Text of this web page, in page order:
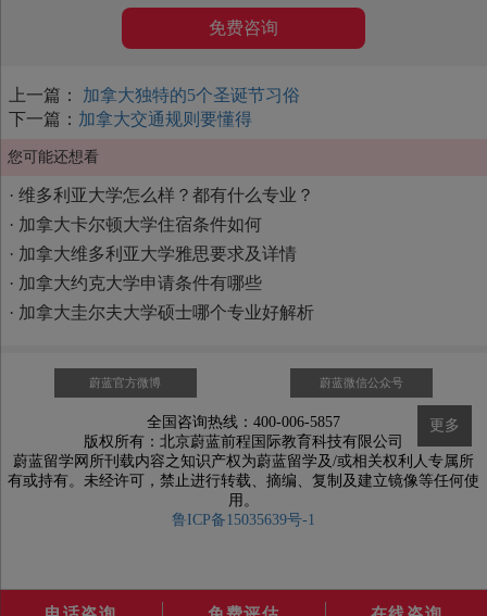
免费咨询
上一篇：
加拿大独特的5个圣诞节习俗
下一篇： 加拿大交通规则要懂得
您可能还想看
· 维多利亚大学怎么样？都有什么专业？
· 加拿大卡尔顿大学住宿条件如何
· 加拿大维多利亚大学雅思要求及详情
· 加拿大约克大学申请条件有哪些
· 加拿大圭尔夫大学硕士哪个专业好解析
更多
蔚蓝官方微博 蔚蓝微信公众号
全国咨询热线：400-006-5857
版权所有：北京蔚蓝前程国际教育科技有限公司
蔚蓝留学网所刊载内容之知识产权为蔚蓝留学及/或相关权利人专属所
有或持有。未经许可，禁止进行转载、摘编、复制及建立镜像等任何使
用。
鲁ICP备15035639号-1